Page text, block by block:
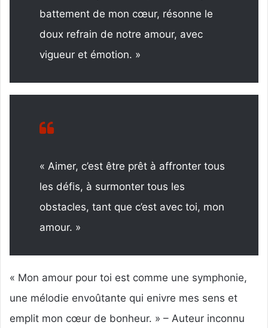
battement de mon cœur, résonne le
doux refrain de notre amour, avec
vigueur et émotion. »
« Aimer, c’est être prêt à affronter tous
les défis, à surmonter tous les
obstacles, tant que c’est avec toi, mon
amour. »
« Mon amour pour toi est comme une symphonie,
une mélodie envoûtante qui enivre mes sens et
emplit mon cœur de bonheur. » – Auteur inconnu